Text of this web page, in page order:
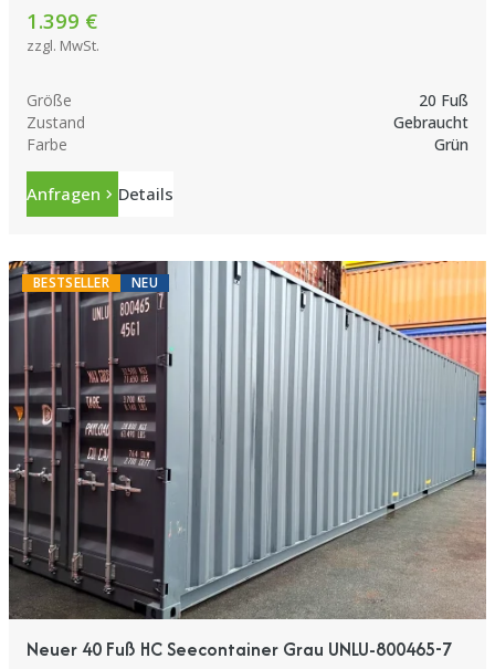
1.399 €
zzgl. MwSt.
Größe
20 Fuß
Zustand
Gebraucht
Farbe
Grün
Anfragen Details
BESTSELLER NEU
Neuer 40 Fuß HC Seecontainer Grau UNLU-800465-7